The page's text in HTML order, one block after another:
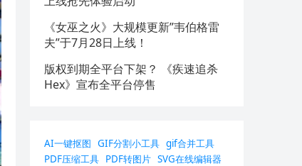
《女巫之火》大规模更新”韦伯格雷
夫”于7月28日上线！
版权到期全平台下架？ 《疾速追杀
Hex》宣布全平台停售
AI一键抠图 GIF分割小工具 gif合并工具
PDF压缩工具 PDF转图片 SVG在线编辑器